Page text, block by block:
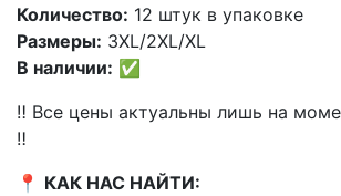
Количество: 12 штук в упаковке
Размеры: 3XL/2XL/XL
В наличии: ✅
‼️ Все цены актуальны лишь на
‼️
📍 КАК НАС НАЙТИ: